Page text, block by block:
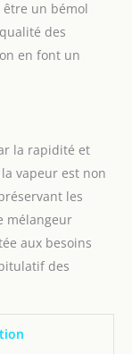
: les
et
elles.
un bémol
des
en font un
la rapidité et
la vapeur est non
les
mélangeur
aux besoins
des